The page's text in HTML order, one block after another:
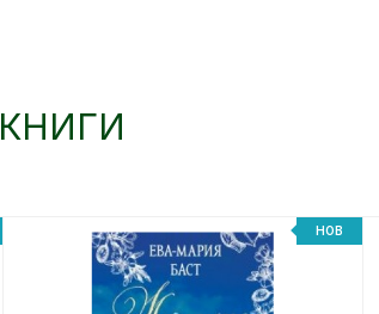
КНИГИ
НОВ